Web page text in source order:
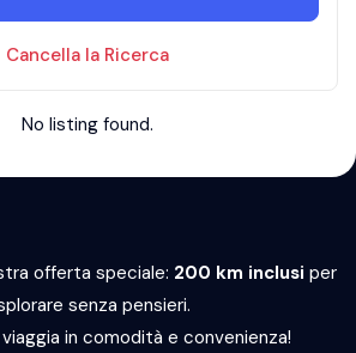
Cancella la Ricerca
No listing found.
offerta speciale: 200 km inclusi per
senza pensieri.
in comodità e convenienza!